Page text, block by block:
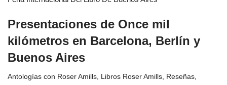
Presentaciones de Once mil
kilómetros en Barcelona, Berlín y
Buenos Aires
Antologías con Roser Amills, Libros Roser Amills, Reseñas,